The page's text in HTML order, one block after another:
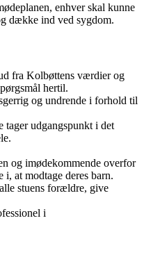
enhver skal kunne
dække ind ved sygdom.
fra Kolbøttens værdier og
hertil.
og undrende i forhold til
tager udgangspunkt i det
og imødekommende overfor
at modtage deres barn.
stuens forældre, give
i